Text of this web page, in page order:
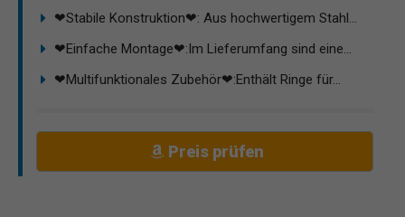
❤Stabile Konstruktion❤: Aus hochwertigem Stahl...
❤Einfache Montage❤:Im Lieferumfang sind eine...
❤Multifunktionales Zubehör❤:Enthält Ringe für...
Preis prüfen